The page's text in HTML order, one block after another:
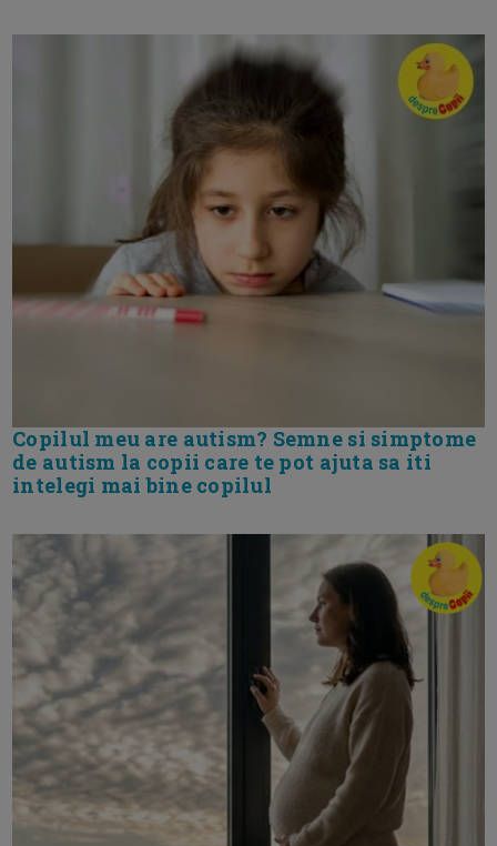
Copilul meu are autism? Semne si simptome
de autism la copii care te pot ajuta sa iti
intelegi mai bine copilul